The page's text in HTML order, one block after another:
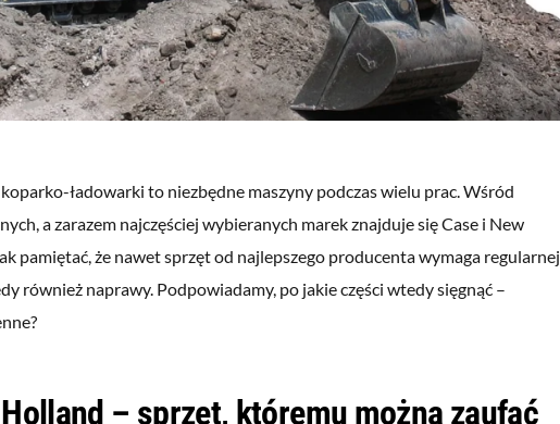
ładowarki to niezbędne maszyny podczas wielu prac. Wśród
a zarazem najczęściej wybieranych marek znajduje się Case i New
pamiętać, że nawet sprzęt od najlepszego producenta wymaga regularnej
również naprawy. Podpowiadamy, po jakie części wtedy sięgnąć –
– sprzęt, któremu można zaufać